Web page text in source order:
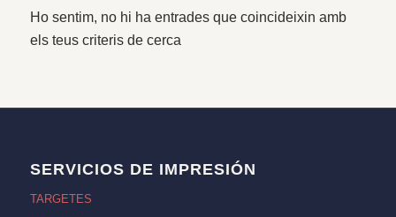
Ho sentim, no hi ha entrades que coincideixin amb
els teus criteris de cerca
SERVICIOS DE IMPRESIÓN
TARGETES